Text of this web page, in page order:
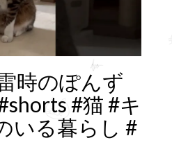
時のぽんず
#猫 #キ
いる暮らし #